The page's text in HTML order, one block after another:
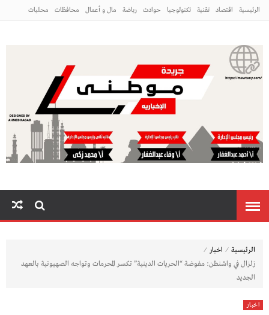
الرئيسية اقتصاد تقنية تكنولوجيا حوادث رياضة مال و أعمال محافظات محليات
الرئيسية ⁄ اخبار ⁄
زلزال في واشنطن: مفوضة “الحريات الدينية” تكسر المحرمات وتواجه الصهيونية بالعهد
الجديد
اخبار